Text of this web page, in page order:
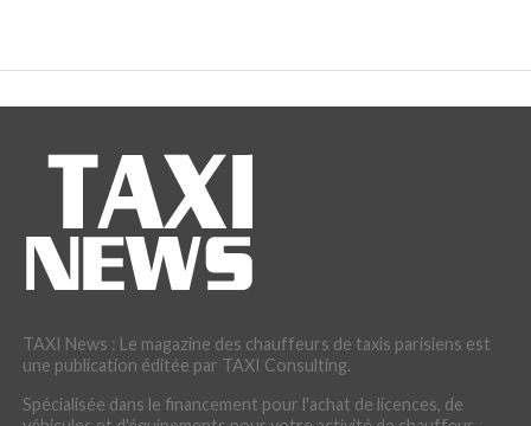
TAXI News : Le magazine des chauffeurs de taxis parisiens est
une publication éditée par TAXI Consulting.
Spécialisée dans le financement pour l'achat de licences, de